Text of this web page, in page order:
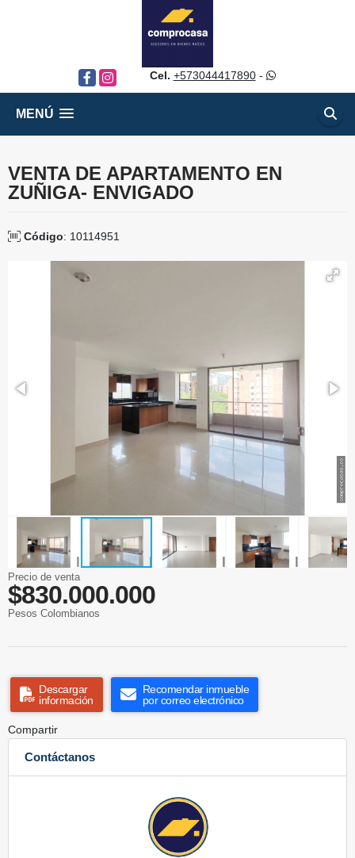
FacebookInstagram Cel. +573044417890-
MENÚ
VENTA DE APARTAMENTO EN
ZUÑIGA- ENVIGADO
Código: 10114951
Precio de venta
$830.000.000
Pesos Colombianos
Descargar
información
Recomendar inmueble
por correo electrónico
Compartir
Contáctanos